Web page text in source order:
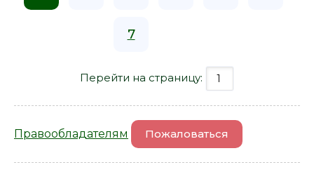
7
Перейти на страницу:
Правообладателям Пожаловаться